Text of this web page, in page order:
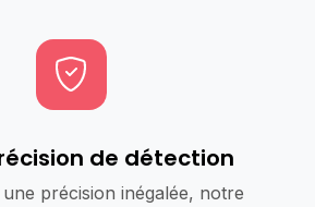
de détection
précision inégalée, notre